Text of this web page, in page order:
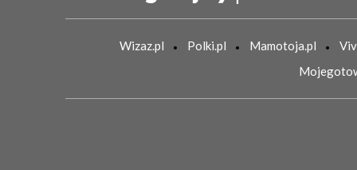
Wizaz.pl Polki.pl Mamotoja.pl